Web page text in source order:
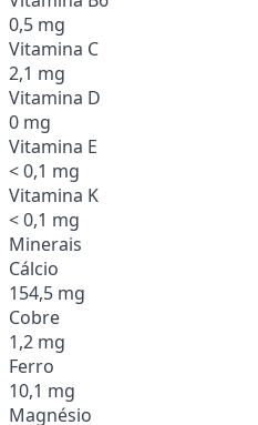
0,5 mg
Vitamina C
2,1 mg
Vitamina D
0 mg
Vitamina E
< 0,1 mg
Vitamina K
< 0,1 mg
Minerais
Cálcio
154,5 mg
Cobre
1,2 mg
Ferro
10,1 mg
Magnésio